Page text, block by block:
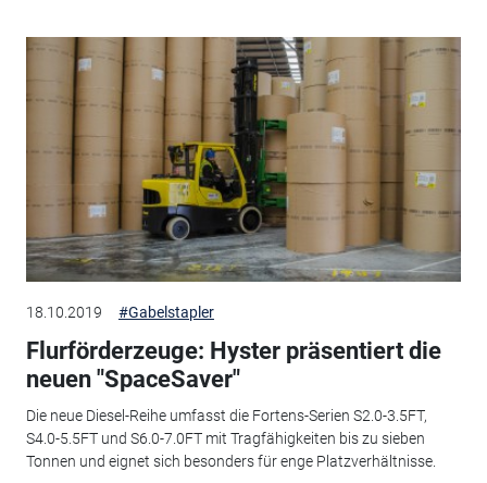
18.10.2019 #Gabelstapler
Flurförderzeuge: Hyster präsentiert die
neuen "SpaceSaver"
Die neue Diesel-Reihe umfasst die Fortens-Serien S2.0-3.5FT,
S4.0-5.5FT und S6.0-7.0FT mit Tragfähigkeiten bis zu sieben
Tonnen und eignet sich besonders für enge Platzverhältnisse.